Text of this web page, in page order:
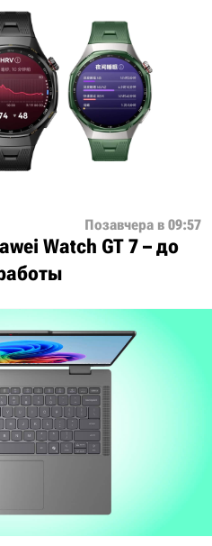
Позавчера в 09:57
Watch GT 7 – до